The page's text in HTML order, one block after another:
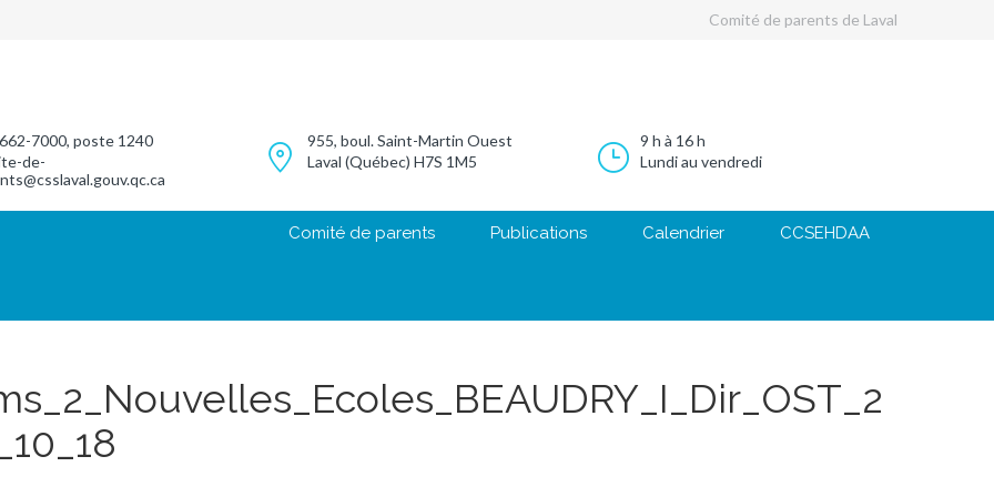
Comité de parents de Laval
7000, poste 1240
de-
955, boul. Saint-Martin Ouest
Laval (Québec) H7S 1M5
9 h à 16 h
Lundi au vendredi
Comité de parents Publications Calendrier CCSEHDAA